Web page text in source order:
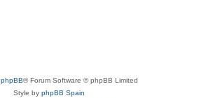
phpBB® Forum Software © phpBB Limited
Style by phpBB Spain